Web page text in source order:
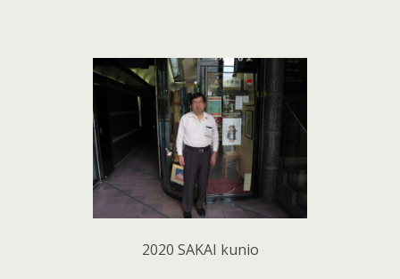
2020 SAKAI kunio